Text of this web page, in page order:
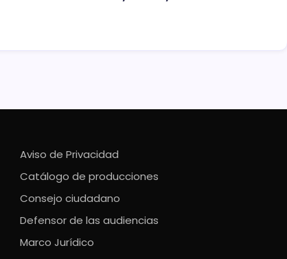
Aviso de Privacidad
Catálogo de producciones
Consejo ciudadano
Defensor de las audiencias
Marco Jurídico